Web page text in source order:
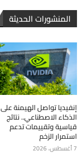
المنشورات الحديثة
إنفيديا تواصل الهيمنة على
الذكاء الاصطناعي.. نتائج
قياسية وتقييمات تدعم
استمرار الزخم
7 أغسطس، 2026